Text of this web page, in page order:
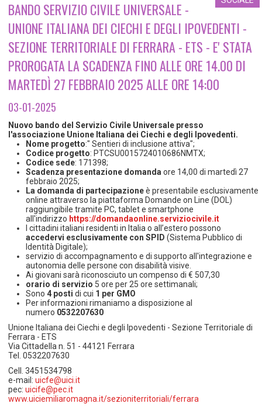
Coordinamento Provinciale Ferrarese Informagiovani
SOCIALE
BANDO SERVIZIO CIVILE UNIVERSALE -
UNIONE ITALIANA DEI CIECHI E DEGLI IPOVEDENTI -
SEZIONE TERRITORIALE DI FERRARA - ETS - E' STATA
PROROGATA LA SCADENZA FINO ALLE ORE 14.00 DI
MARTEDÌ 27 FEBBRAIO 2025 ALLE ORE 14:00
03-01-2025
Nuovo bando del Servizio Civile Universale presso
l'associazione Unione Italiana dei Ciechi e degli Ipovedenti.
Nome progetto:" Sentieri di inclusione attiva";
Codice progetto: PTCSU0015724010686NMTX;
Codice sede: 171398;
Scadenza presentazione domanda ore 14,00 di martedì 27
febbraio 2025;
La domanda di partecipazioneè presentabile esclusivamente
online attraverso la piattaforma Domande on Line (DOL)
raggiungibile tramite PC, tablet e smartphone
all'indirizzo https://domandaonline.serviziocivile.it
I cittadini italiani residenti in Italia o all’estero possono
accedervi esclusivamente con SPID (Sistema Pubblico di
Identità Digitale);
servizio di accompagnamento e di supporto all'integrazione e
autonomia delle persone con disabilità visive.
Ai giovani sarà riconosciuto un compenso di € 507,30
orario di servizio 5 ore per 25 ore settimanali;
Sono4 posti di cui 1 per GMO
Per informazioni rimaniamo a disposizione al
numero 0532207630
Unione Italiana dei Ciechi e degli Ipovedenti - Sezione Territoriale di
Ferrara - ETS
Via Cittadella n. 51 - 44121 Ferrara
Tel. 0532207630
Cell. 3451534798
e-mail:uicfe@uici.it
pec:uicife@pec.it
www.uiciemiliaromagna.it/sezioniterritoriali/ferrara